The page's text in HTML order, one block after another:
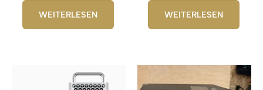
WEITERLESEN WEITERLESEN